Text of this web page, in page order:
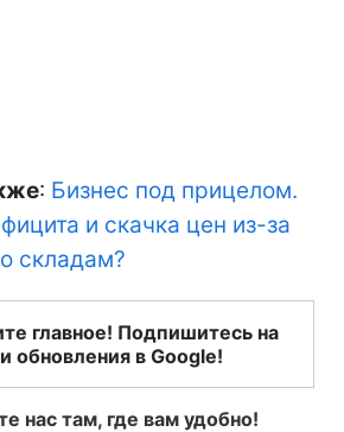
: Бизнес под прицелом.
и скачка цен из-за
складам?
главное! Подпишитесь на
обновления в Google!
нас там, где вам удобно!